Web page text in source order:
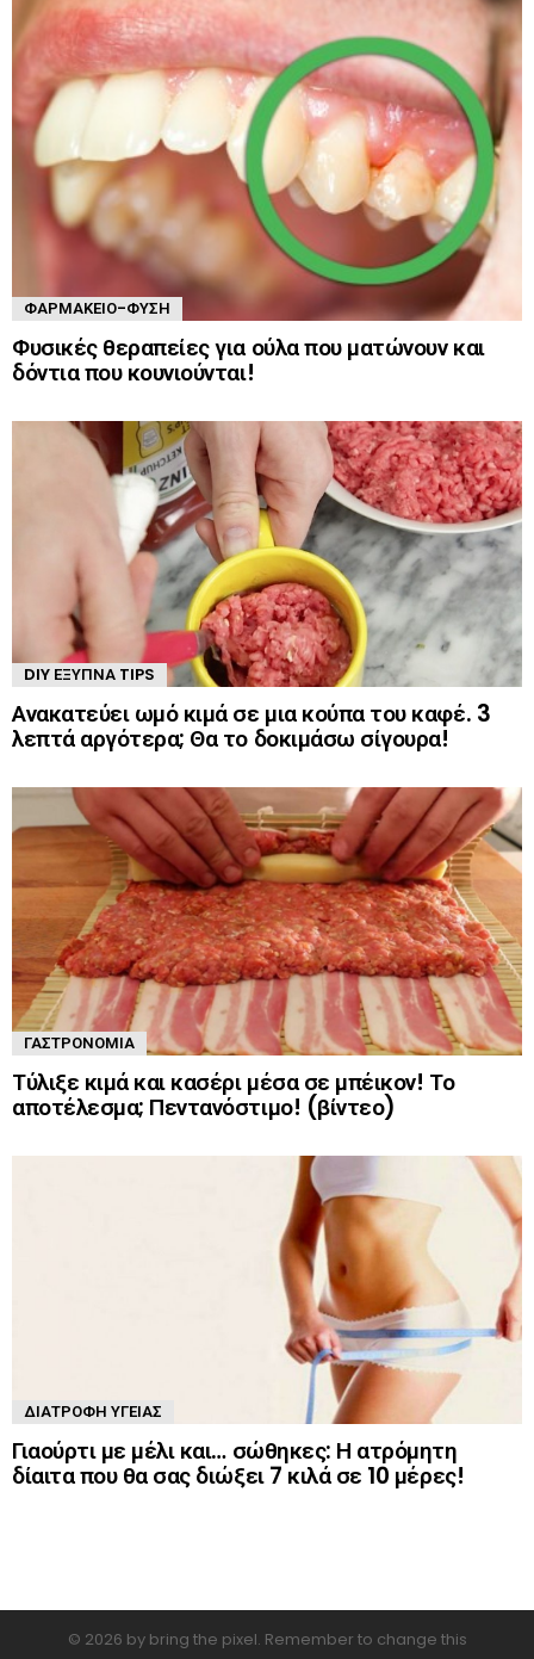
ΦΑΡΜΑΚΕΊΟ-ΦΎΣΗ
Φυσικές θεραπείες για ούλα που ματώνουν και
δόντια που κουνιούνται!
DIY ΈΞΥΠΝΑ TIPS
Ανακατεύει ωμό κιμά σε μια κούπα του καφέ. 3
λεπτά αργότερα; Θα το δοκιμάσω σίγουρα!
ΓΑΣΤΡΟΝΟΜΊΑ
Τύλιξε κιμά και κασέρι μέσα σε μπέικον! Το
αποτέλεσμα; Πεντανόστιμο! (βίντεο)
ΔΙΑΤΡΟΦΉ ΥΓΕΊΑΣ
Γιαούρτι με μέλι και… σώθηκες: Η ατρόμητη
δίαιτα που θα σας διώξει 7 κιλά σε 10 μέρες!
© 2026 by bring the pixel. Remember to change this